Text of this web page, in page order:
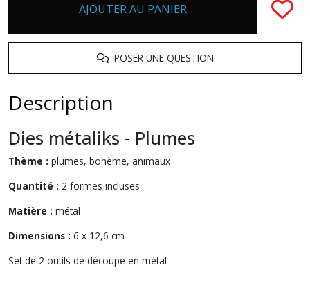
AJOUTER AU PANIER
POSER UNE QUESTION
Description
Dies métaliks - Plumes
Thème : plumes, bohème, animaux
Quantité : 2 formes incluses
Matière : métal
Dimensions : 6 x 12,6 cm
Set de 2 outils de découpe en métal